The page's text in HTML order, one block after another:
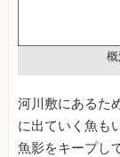
概
河川敷にあるた
に出ていく魚も
魚影をキープし